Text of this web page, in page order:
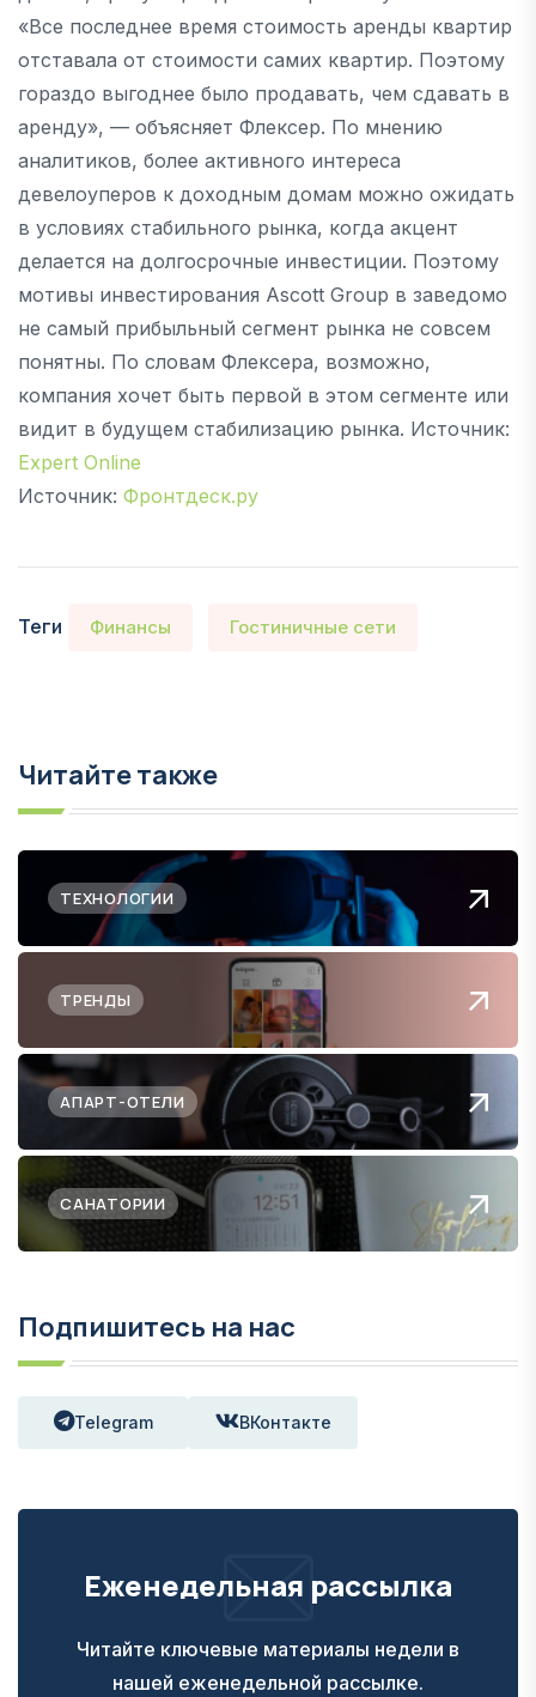
«Все последнее время стоимость аренды квартир
отставала от стоимости самих квартир. Поэтому
гораздо выгоднее было продавать, чем сдавать в
аренду», — объясняет Флексер. По мнению
аналитиков, более активного интереса
девелоуперов к доходным домам можно ожидать
в условиях стабильного рынка, когда акцент
делается на долгосрочные инвестиции. Поэтому
мотивы инвестирования Ascott Group в заведомо
не самый прибыльный сегмент рынка не совсем
понятны. По словам Флексера, возможно,
компания хочет быть первой в этом сегменте или
видит в будущем стабилизацию рынка. Источник:
Expert Online
Источник: Фронтдеск.ру
Теги Финансы Гостиничные сети
Читайте также
ТЕХНОЛОГИИ
ТРЕНДЫ
АПАРТ-ОТЕЛИ
САНАТОРИИ
Подпишитесь на нас
Telegram ВКонтакте
Еженедельная рассылка
Читайте ключевые материалы недели в
нашей еженедельной рассылке.